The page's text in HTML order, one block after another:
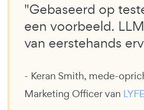
"Gebaseerd op
een voorbeeld.
van eerstehands
- Keran Smith, mede-
Marketing Officer van